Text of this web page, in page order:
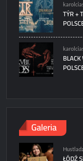
TÝR +
Galeria
ŁÓDŹ